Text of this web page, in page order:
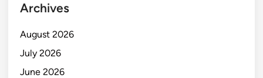
Archives
August 2026
July 2026
June 2026